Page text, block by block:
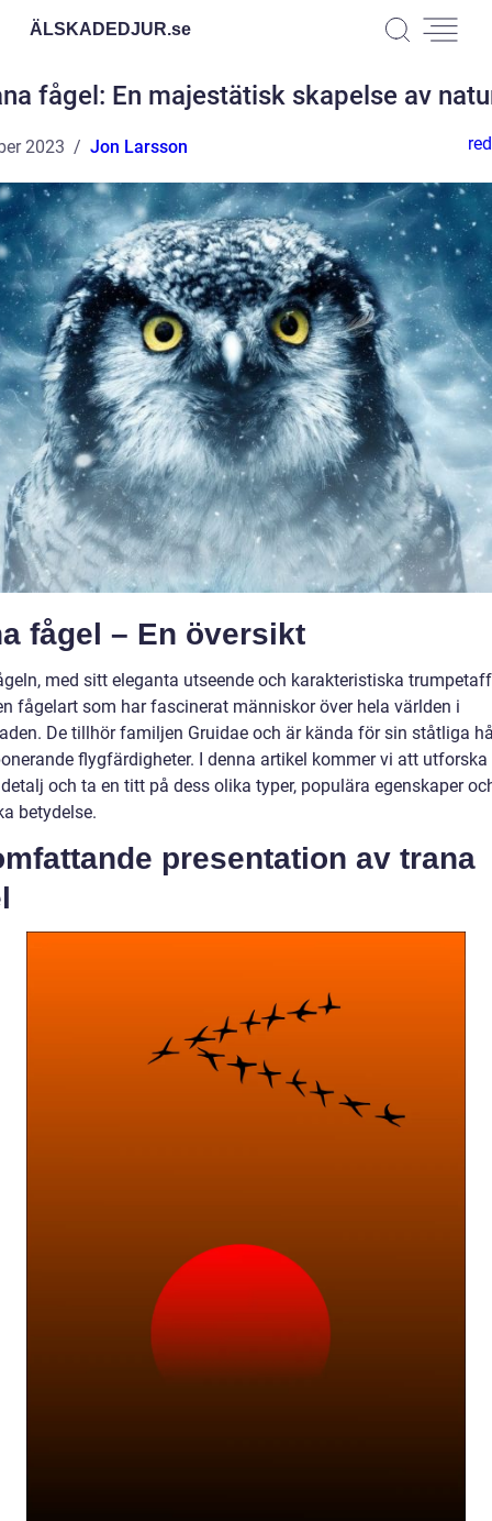
ÄLSKADEDJUR.se
fågel: En majestätisk skapelse av
2023 Jon Larsson
fågel – En översikt
med sitt eleganta utseende och karakteristiska
fågelart som har fascinerat människor över hela världen i
De tillhör familjen Gruidae och är kända för sin ståtliga
flygfärdigheter. I denna artikel kommer vi att utforska
och ta en titt på dess olika typer, populära egenskaper
betydelse.
presentation av trana